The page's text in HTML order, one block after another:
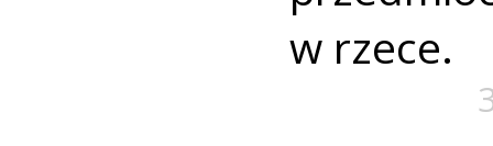
w rzece.